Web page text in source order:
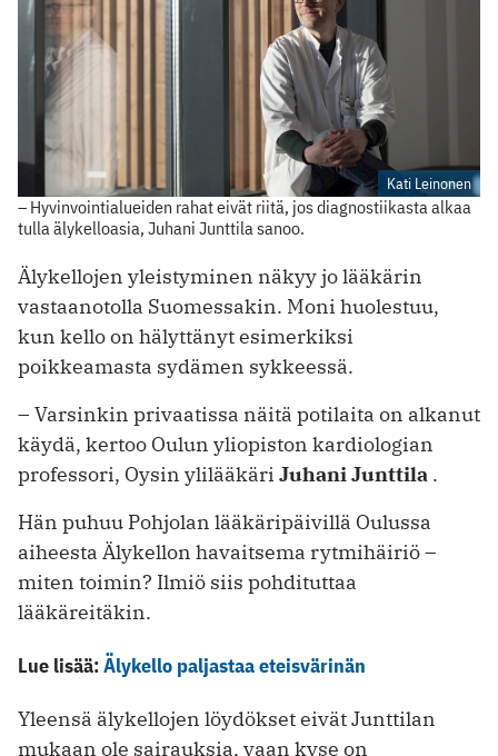
Kati Leinonen
– Hyvinvointialueiden rahat eivät riitä, jos diagnostiikasta alkaa
tulla älykelloasia, Juhani Junttila sanoo.
Älykellojen yleistyminen näkyy jo lääkärin
vastaanotolla Suomessakin. Moni huolestuu,
kun kello on hälyttänyt esimerkiksi
poikkeamasta sydämen sykkeessä.
– Varsinkin privaatissa näitä potilaita on alkanut
käydä, kertoo Oulun yliopiston kardiologian
professori, Oysin ylilääkäri Juhani Junttila .
Hän puhuu Pohjolan lääkäripäivillä Oulussa
aiheesta Älykellon havaitsema rytmihäiriö –
miten toimin? Ilmiö siis pohdituttaa
lääkäreitäkin.
Lue lisää:Älykello paljastaa eteisvärinän
Yleensä älykellojen löydökset eivät Junttilan
mukaan ole sairauksia, vaan kyse on